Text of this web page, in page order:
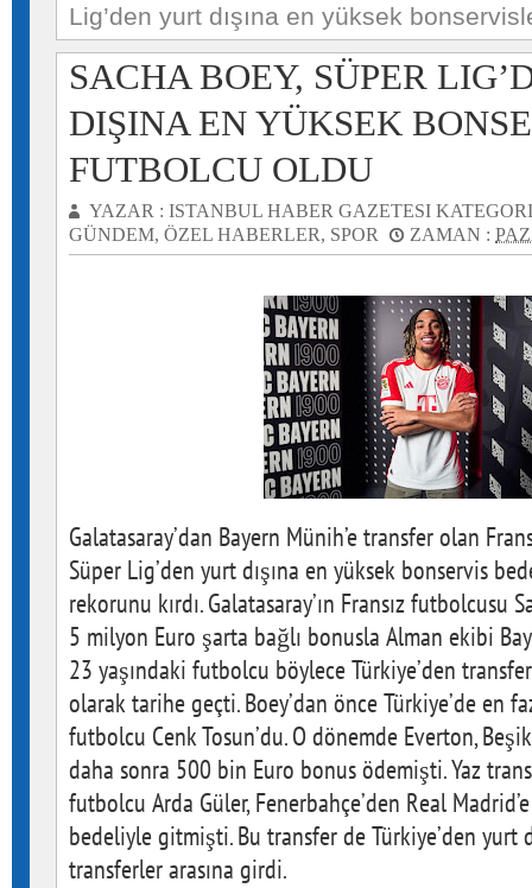
Lig’den yurt dışına en yüksek
SACHA BOEY, SÜPER
DIŞINA EN YÜKSEK
FUTBOLCU OLDU
YAZAR : ISTANBUL HABER GAZETESI
GÜNDEM, ÖZEL HABERLER, SPOR ZAMAN :
Galatasaray’dan Bayern Münih’e transfer olan
Süper Lig’den yurt dışına en yüksek bonservis
rekorunu kırdı. Galatasaray’ın Fransız futbolcusu
5 milyon Euro şarta bağlı bonusla Alman ekibi
23 yaşındaki futbolcu böylece Türkiye’den
olarak tarihe geçti. Boey’dan önce Türkiye’de en
futbolcu Cenk Tosun’du. O dönemde Everton,
daha sonra 500 bin Euro bonus ödemişti. Yaz
futbolcu Arda Güler, Fenerbahçe’den Real
bedeliyle gitmişti. Bu transfer de Türkiye’den yurt
transferler arasına girdi.